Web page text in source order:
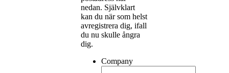
nedan. Självklart
kan du när som helst
avregistrera dig, ifall
du nu skulle ångra
dig.
Company